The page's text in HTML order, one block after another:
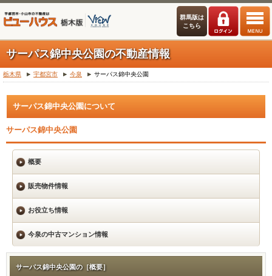
群馬版は
こちら
サーパス錦中央公園の不動産情報
栃木県 宇都宮市 今泉 サーパス錦中央公園
サーパス錦中央公園について
サーパス錦中央公園
概要
販売物件情報
お役立ち情報
今泉の中古マンション情報
サーパス錦中央公園の［概要］